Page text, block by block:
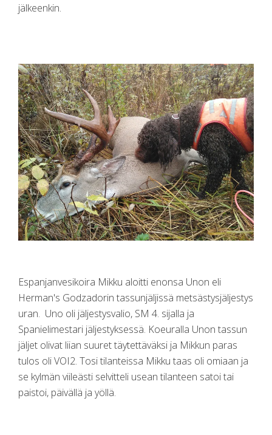
jälkeenkin.
Espanjanvesikoira Mikku aloitti enonsa Unon eli
Herman's Godzadorin tassunjäljissä metsästysjäljestys
uran. Uno oli jäljestysvalio, SM 4. sijalla ja
Spanielimestari jäljestyksessä. Koeuralla Unon tassun
jäljet olivat liian suuret täytettäväksi ja Mikkun paras
tulos oli VOI2. Tosi tilanteissa Mikku taas oli omiaan ja
se kylmän viileästi selvitteli usean tilanteen satoi tai
paistoi, päivällä ja yöllä.